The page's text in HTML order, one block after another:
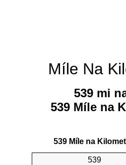
Míle Na
539 mi
539 Míle na
539 Míle na